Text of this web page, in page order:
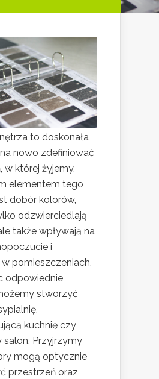
to doskonała
nowo zdefiniować
w której żyjemy.
elementem tego
dobór kolorów,
odzwierciedlają
także wpływają na
i
pomieszczeniach.
odpowiednie
stworzyć
kuchnię czy
salon. Przyjrzymy
mogą optycznie
przestrzeń oraz